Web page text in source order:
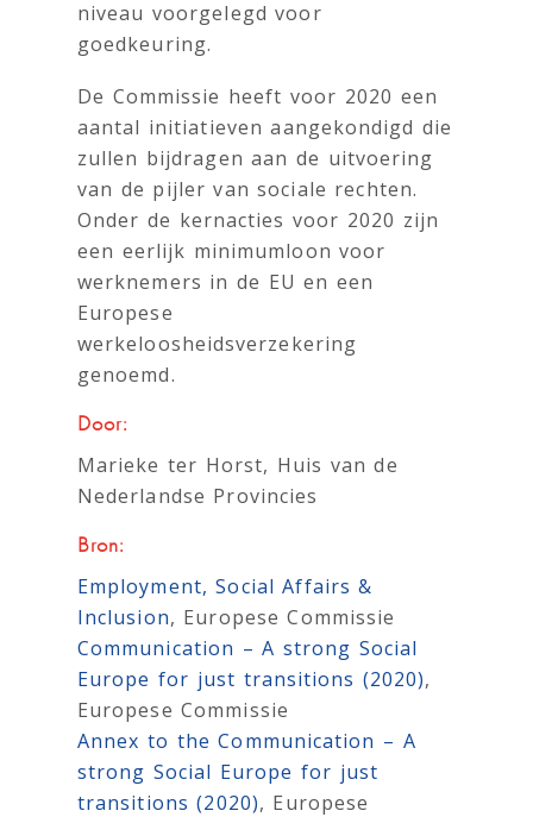
niveau voorgelegd voor
goedkeuring.
De Commissie heeft voor 2020 een
aantal initiatieven aangekondigd die
zullen bijdragen aan de uitvoering
van de pijler van sociale rechten.
Onder de kernacties voor 2020 zijn
een eerlijk minimumloon voor
werknemers in de EU en een
Europese
werkeloosheidsverzekering
genoemd.
Door:
Marieke ter Horst, Huis van de
Nederlandse Provincies
Bron:
Employment, Social Affairs &
Inclusion, Europese Commissie
Communication – A strong Social
Europe for just transitions (2020),
Europese Commissie
Annex to the Communication – A
strong Social Europe for just
transitions (2020), Europese